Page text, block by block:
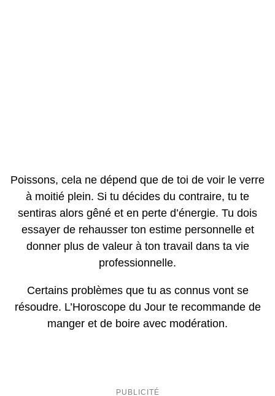
Poissons, cela ne dépend que de toi de voir le verre
à moitié plein. Si tu décides du contraire, tu te
sentiras alors gêné et en perte d’énergie. Tu dois
essayer de rehausser ton estime personnelle et
donner plus de valeur à ton travail dans ta vie
professionnelle.
Certains problèmes que tu as connus vont se
résoudre. L’Horoscope du Jour te recommande de
manger et de boire avec modération.